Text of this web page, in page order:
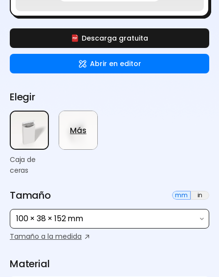
Descarga gratuita
Abrir en editor
Elegir
Caja de
ceras
Más
Tamaño mm in
100 × 38 × 152 mm
Tamaño a la medida
Material